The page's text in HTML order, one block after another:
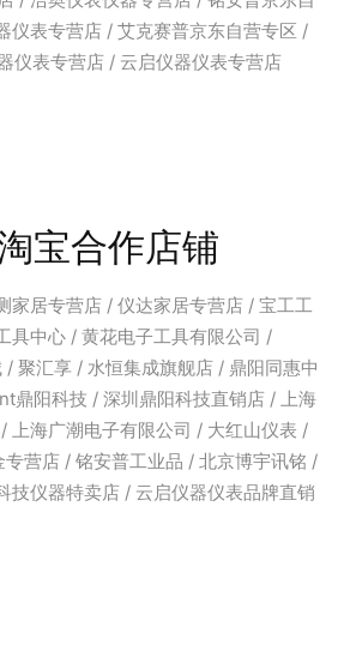
仪表专营店 / 艾克赛普京东自营专区 /
仪表专营店 / 云启仪器仪表专营店
宝合作店铺
家居专营店 / 仪达家居专营店 / 宝工工
具中心 / 黄花电子工具有限公司 /
聚汇享 / 水恒集成旗舰店 / 鼎阳同惠中
鼎阳科技 / 深圳鼎阳科技直销店 / 上海
上海广潮电子有限公司 / 大红山仪表 /
营店 / 铭安普工业品 / 北京博宇讯铭 /
技仪器特卖店 / 云启仪器仪表品牌直销